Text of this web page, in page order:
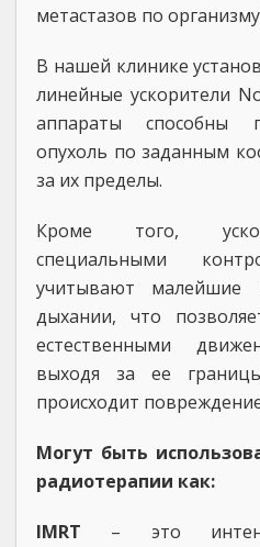
метастазов по
В нашей клинике
линейные ускорители
аппараты способны
опухоль по заданным
за их пределы.
Кроме того,
специальными
учитывают малейшие
дыхании, что
естественными
выходя за ее
происходит
Могут быть
радиотерапии как:
IMRT – это